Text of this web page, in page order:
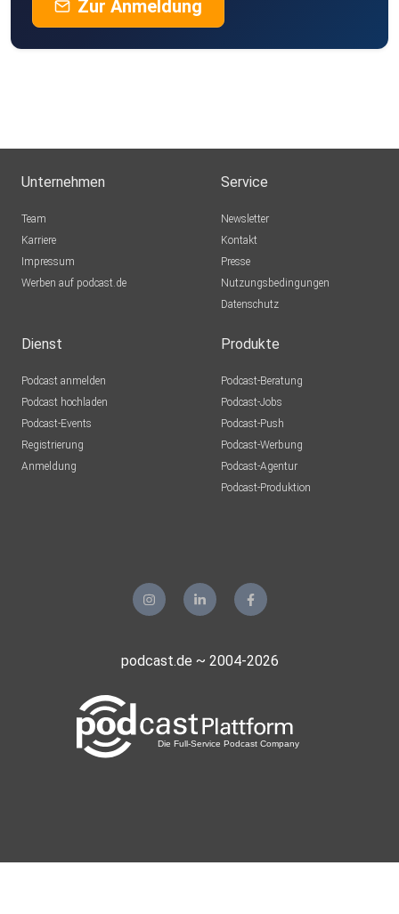
Zur Anmeldung
Unternehmen
Team
Karriere
Impressum
Werben auf podcast.de
Service
Newsletter
Kontakt
Presse
Nutzungsbedingungen
Datenschutz
Dienst
Podcast anmelden
Podcast hochladen
Podcast-Events
Registrierung
Anmeldung
Produkte
Podcast-Beratung
Podcast-Jobs
Podcast-Push
Podcast-Werbung
Podcast-Agentur
Podcast-Produktion
podcast.de ~ 2004-2026